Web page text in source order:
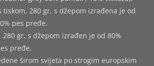
tiskom, 280 gr, s džepom izrađena je od
pes pređe.
280 gr, s džepom izrađen je od 80%
pređe.
širom svijeta po strogim europskim